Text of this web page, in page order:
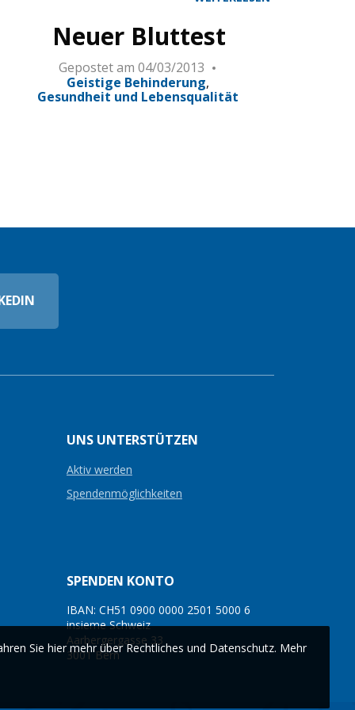
Neuer Bluttest
Gepostet am 04/03/2013
Geistige Behinderung
Gesundheit und Lebensqualität
UNS UNTERSTÜTZEN
Aktiv werden
Spendenmöglichkeiten
SPENDEN KONTO
IBAN: CH51 0900 0000 2501 5000 6
insieme Schweiz
Aarbergergasse 33
3001 Bern
Sie hier mehr über Rechtliches und Datenschutz. Mehr